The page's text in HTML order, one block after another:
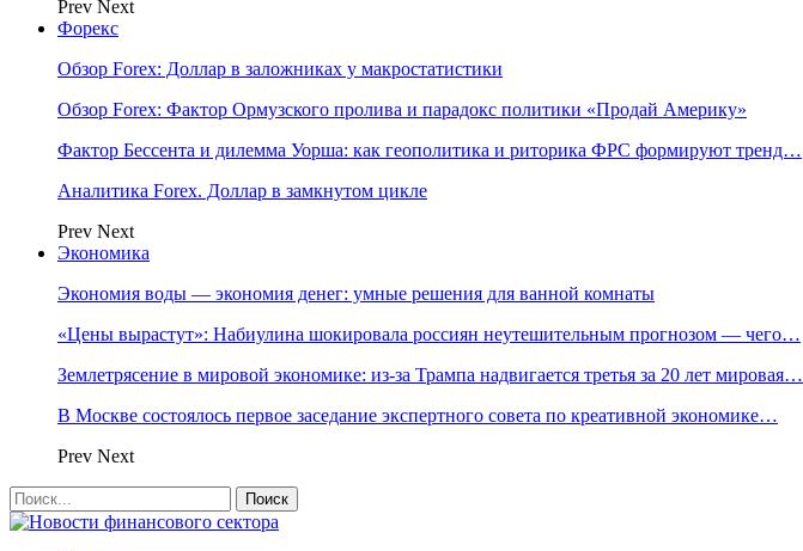
Prev Next
Форекс
Обзор Forex: Доллар в заложниках у макростатистики
Обзор Forex: Фактор Ормузского пролива и парадокс политики «Продай Америку»
Фактор Бессента и дилемма Уорша: как геополитика и риторика ФРС формируют тренд…
Аналитика Forex. Доллар в замкнутом цикле
Prev Next
Экономика
Экономия воды — экономия денег: умные решения для ванной комнаты
«Цены вырастут»: Набиулина шокировала россиян неутешительным прогнозом — чего…
Землетрясение в мировой экономике: из-за Трампа надвигается третья за 20 лет мировая…
В Москве состоялось первое заседание экспертного совета по креативной экономике…
Prev Next